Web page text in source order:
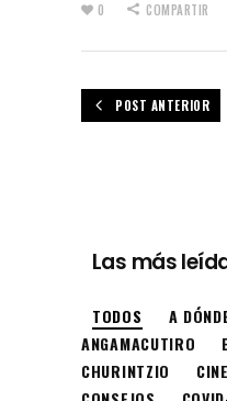
0 COMPARTIR
POST ANTERIOR
Las más
TODOS A
ANGAMACUTIRO
CHURINTZIO
CINE